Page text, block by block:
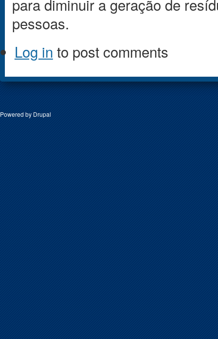
para diminuir a geração de
pessoas.
Log in to post comments
Powered by Drupal